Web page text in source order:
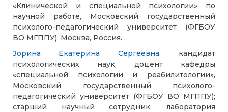
«Клинической и специальной психологии» по
научной работе, Московский государственный
психолого-педагогический университет (ФГБОУ
ВО МГППУ), Москва, Россия.
Зорина Екатерина Сергеевна, кандидат
психологических наук, доцент кафедры
«специальной психологии и реабилитологии»,
Московский государственный психолого-
педагогический университет (ФГБОУ ВО МГППУ);
старший научный сотрудник, лаборатория